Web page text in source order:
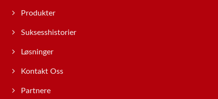
Produkter
Suksesshistorier
Løsninger
Kontakt Oss
Partnere